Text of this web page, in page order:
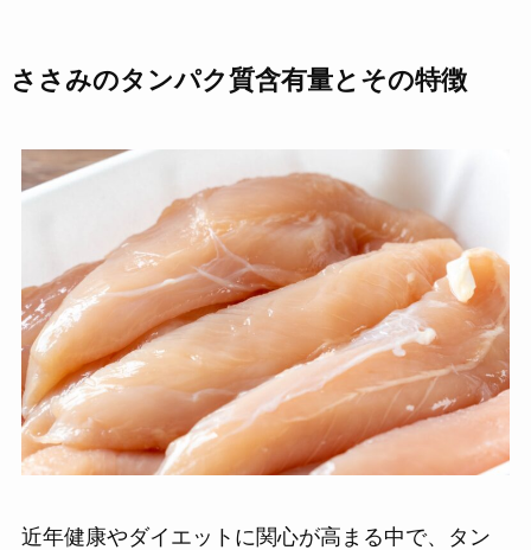
ささみのタンパク質含有量とその特徴
近年健康やダイエットに関心が高まる中で、タン